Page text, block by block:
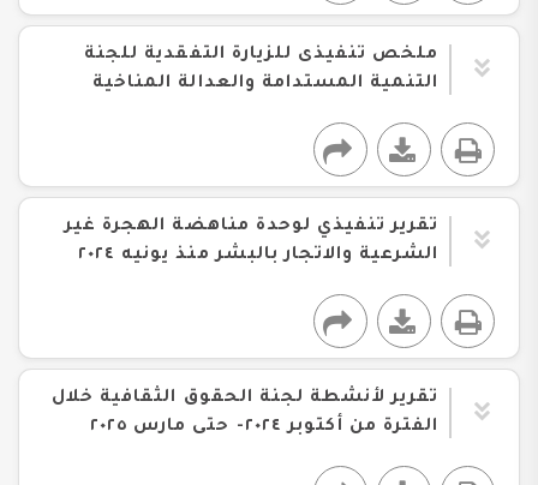
ملخص تنفيذى للزيارة التفقدية للجنة
التنمية المستدامة والعدالة المناخية
تقرير تنفيذي لوحدة مناهضة الهجرة غير
الشرعية والاتجار بالبشر منذ يونيه ٢٠٢٤
تقرير لأنشطة لجنة الحقوق الثقافية خلال
الفترة من أكتوبر ٢٠٢٤- حتى مارس ٢٠٢٥